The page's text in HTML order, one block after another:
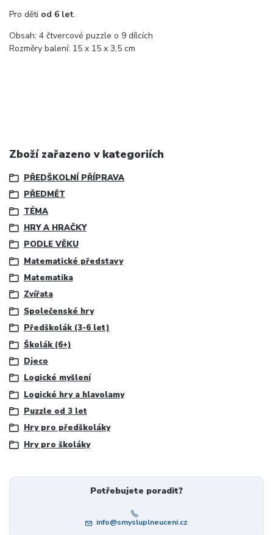
Pro děti od 6 let.
Obsah: 4 čtvercové puzzle o 9 dílcích
Rozměry balení: 15 x 15 x 3,5 cm
Zboží zařazeno v kategoriích
PŘEDŠKOLNÍ PŘÍPRAVA
PŘEDMĚT
TÉMA
HRY A HRAČKY
PODLE VĚKU
Matematické představy
Matematika
Zvířata
Společenské hry
Předškolák (3-6 let)
Školák (6+)
Djeco
Logické myšlení
Logické hry a hlavolamy
Puzzle od 3 let
Hry pro předškoláky
Hry pro školáky
Potřebujete poradit?
info@smysluplneuceni.cz